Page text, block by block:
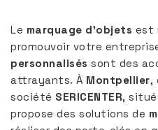
Le marquage d’objets est
promouvoir votre
personnalisés sont des
attrayants. À Montpellier,
société SERICENTER,
propose des solutions de